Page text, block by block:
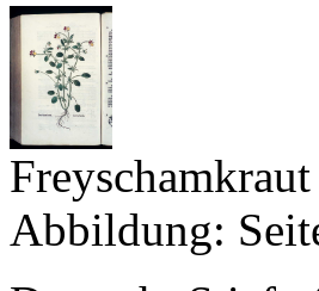
Freyschamkraut
Abbildung: